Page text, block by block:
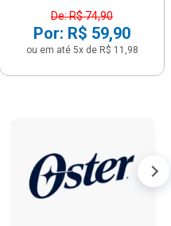
De: R$ 74,90
Por: R$ 59,90
ou em até 5x de R$ 11,98